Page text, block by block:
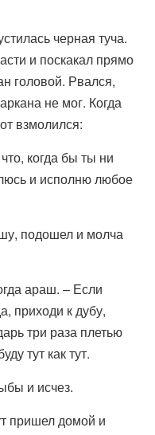
черная туча.
и поскакал прямо
головой. Рвался,
не мог. Когда
взмолился:
когда бы ты ни
и исполню любое
подошел и молча
араш. – Если
приходи к дубу,
три раза плетью
тут как тут.
и исчез.
пришел домой и